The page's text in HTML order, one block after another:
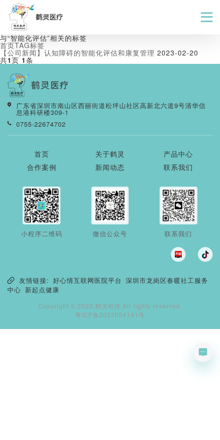
与“智能化评估”相关的标签
首页TAG标签
【公司新闻】认知障碍的智能化评估和康复管理 2023-02-20
共1页 1条
广东省深圳市南山区西丽街道松坪山社区高新北六道9号清华信
息港科研楼309-1
0755-22674702
首页 关于鹤灵
产品中心
合作案例
新闻动态 联系我们
小程序二维码 微信公众号 联系我们
友情链接: 好心情互联网医院平台 深圳市龙岗区春暖社工服务
中心 新起点健康
Copyright © 2022.鹤灵科技 All rights reserved.
粤ICP备2023054141号